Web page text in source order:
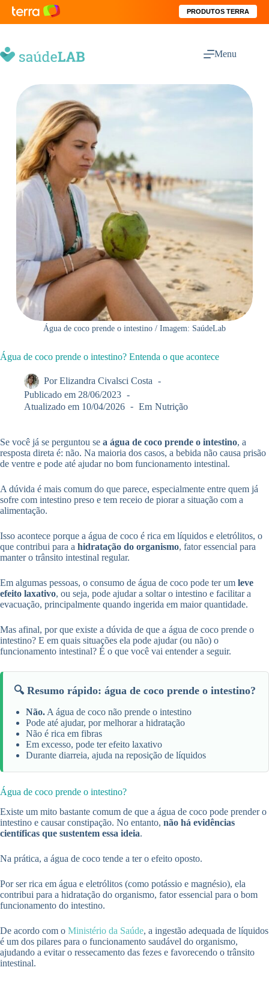
PRODUTOS TERRA
Menu
Água de coco prende o intestino / Imagem: SaúdeLab
Água de coco prende o intestino? Entenda o que acontece
Por Elizandra Civalsci Costa
Publicado em 28/06/2023
Atualizado em 10/04/2026 Em Nutrição
Se você já se perguntou se a água de coco prende o intestino, a
resposta direta é: não. Na maioria dos casos, a bebida não causa prisão
de ventre e pode até ajudar no bom funcionamento intestinal.
A dúvida é mais comum do que parece, especialmente entre quem já
sofre com intestino preso e tem receio de piorar a situação com a
alimentação.
Isso acontece porque a água de coco é rica em líquidos e eletrólitos, o
que contribui para a hidratação do organismo, fator essencial para
manter o trânsito intestinal regular.
Em algumas pessoas, o consumo de água de coco pode ter um leve
efeito laxativo, ou seja, pode ajudar a soltar o intestino e facilitar a
evacuação, principalmente quando ingerida em maior quantidade.
Mas afinal, por que existe a dúvida de que a água de coco prende o
intestino? E em quais situações ela pode ajudar (ou não) o
funcionamento intestinal? É o que você vai entender a seguir.
🔍 Resumo rápido: água de coco prende o intestino?
Não. A água de coco não prende o intestino
Pode até ajudar, por melhorar a hidratação
Não é rica em fibras
Em excesso, pode ter efeito laxativo
Durante diarreia, ajuda na reposição de líquidos
Água de coco prende o intestino?
Existe um mito bastante comum de que a água de coco pode prender o
intestino e causar constipação. No entanto, não há evidências
científicas que sustentem essa ideia.
Na prática, a água de coco tende a ter o efeito oposto.
Por ser rica em água e eletrólitos (como potássio e magnésio), ela
contribui para a hidratação do organismo, fator essencial para o bom
funcionamento do intestino.
De acordo com o Ministério da Saúde, a ingestão adequada de líquidos
é um dos pilares para o funcionamento saudável do organismo,
ajudando a evitar o ressecamento das fezes e favorecendo o trânsito
intestinal.